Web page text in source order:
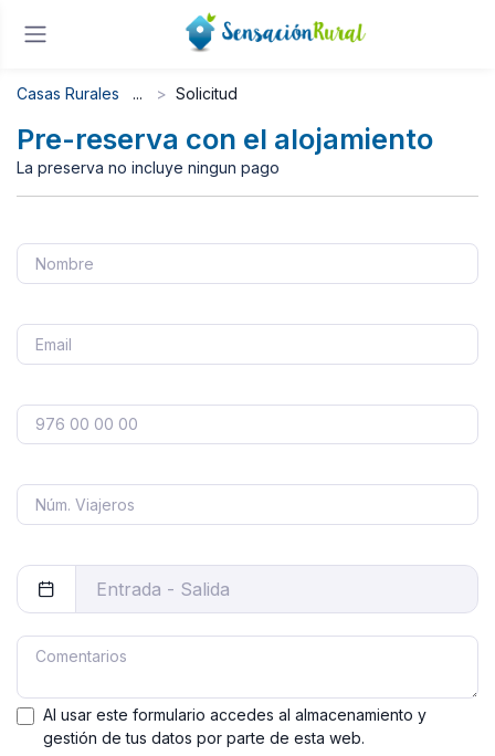
Casas Rurales Solicitud
Pre-reserva con el alojamiento
La preserva no incluye ningun pago
Al usar este formulario accedes al almacenamiento y
gestión de tus datos por parte de esta web.